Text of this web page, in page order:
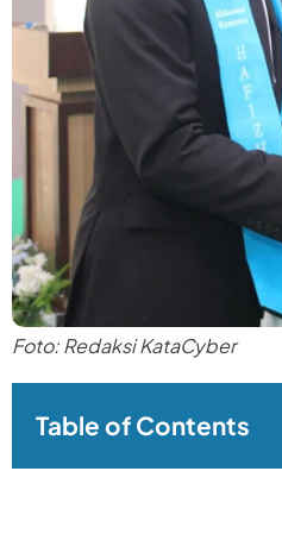
Foto: Redaksi KataCyber
Table of Contents